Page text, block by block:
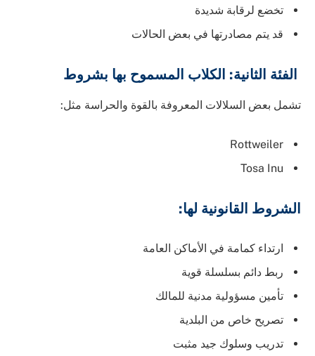
تخضع لرقابة شديدة
قد يتم مصادرتها في بعض الحالات
الفئة الثانية: الكلاب المسموح بها بشروط
تشمل بعض السلالات المعروفة بالقوة والحراسة مثل:
Rottweiler
Tosa Inu
الشروط القانونية لها:
ارتداء كمامة في الأماكن العامة
ربط دائم بسلسلة قوية
تأمين مسؤولية مدنية للمالك
تصريح خاص من البلدية
تدريب وسلوك جيد مثبت